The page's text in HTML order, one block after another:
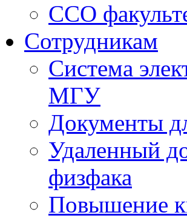
ССО
Сотрудникам
Система
МГУ
Документы
Удаленный
физфака
Повышение